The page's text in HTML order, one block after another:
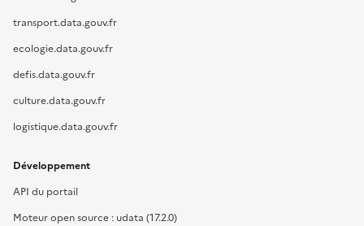
transport.data.gouv.fr
ecologie.data.gouv.fr
defis.data.gouv.fr
culture.data.gouv.fr
logistique.data.gouv.fr
Développement
API du portail
Moteur open source : udata (17.2.0)